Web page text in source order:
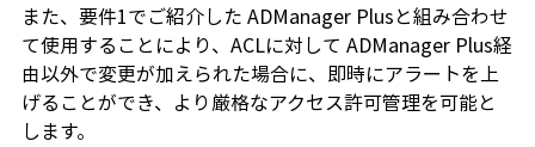
また、要件1でご紹介した ADManager Plusと組み合わせ
て使用することにより、ACLに対して ADManager Plus経
由以外で変更が加えられた場合に、即時にアラートを上
げることができ、より厳格なアクセス許可管理を可能と
します。